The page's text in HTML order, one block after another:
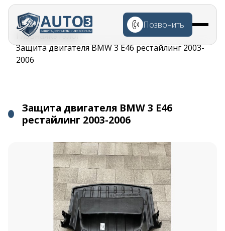
Перейти к
основному
содержанию
Позвонить
Строка
навигации
ГлавнаяКаталог
Защита двигателя BMW 3 E46 рестайлинг 2003-
2006
Защита двигателя BMW 3 E46
рестайлинг 2003-2006